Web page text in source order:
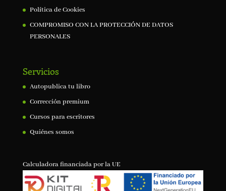
Política de Cookies
COMPROMISO CON LA PROTECCIÓN DE DATOS
PERSONALES
Servicios
Autopublica tu libro
Corrección premium
Cursos para escritores
Quiénes somos
Calculadora financiada por la UE